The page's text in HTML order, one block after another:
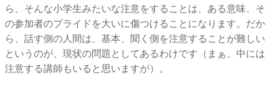
ら、そんな小学生みたいな注意をすることは、ある意味、そ
の参加者のプライドを大いに傷つけることになります。だか
ら、話す側の人間は、基本、聞く側を注意することが難しい
というのが、現状の問題としてあるわけです（まぁ、中には
注意する講師もいると思いますが）。